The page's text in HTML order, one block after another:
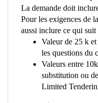
Pour les exigences de
aussi inclure ce qui suit :
Valeur de 25 k et
les questions du
Valeurs entre
substitution ou
Limited